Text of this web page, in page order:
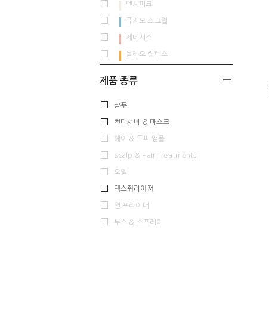
덴시피크
퓨지오 스크럽
제네시스
올레오 릴렉스
제품 종류
샴푸
컨디셔너 & 마스크
헤어 & 두피 앰플
Scalp & Hair Treatments
오일
텍스춰라이저
열 프라이머
무스 & 스프레이